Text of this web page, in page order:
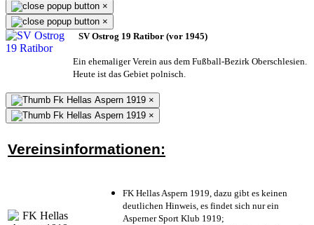
×
×
SV Ostrog 19 Ratibor (vor 1945)
Ein ehemaliger Verein aus dem Fußball-Bezirk Oberschlesien.
Heute ist das Gebiet polnisch.
×
×
Vereinsinformationen:
FK Hellas Aspern 1919, dazu gibt es keinen
deutlichen Hinweis, es findet sich nur ein
Asperner Sport Klub 1919;